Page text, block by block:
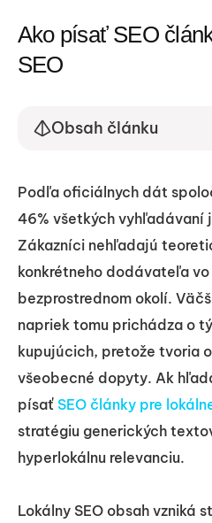
Ako písať SEO
SEO
Obsah článku
Podľa oficiálnych dát
46% všetkých vyhľadávaní
Zákazníci nehľadajú
konkrétneho dodávateľa
bezprostrednom okolí.
napriek tomu prichádza o
kupujúcich, pretože tvoria
všeobecné dopyty. Ak
písať SEO články pre
stratégiu generických
hyperlokálnu relevanciu.
Lokálny SEO obsah vzniká